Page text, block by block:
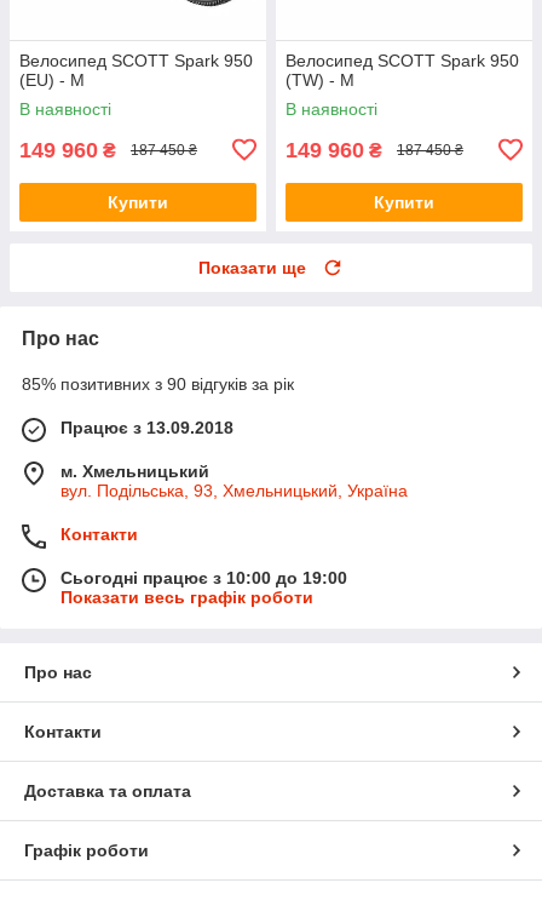
Велосипед SCOTT Spark 950
(EU) - M
В наявності
149 960 ₴ 187 450 ₴
Купити
Велосипед SCOTT Spark 950
(TW) - M
В наявності
149 960 ₴ 187 450 ₴
Купити
Показати ще
Про нас
85% позитивних з 90 відгуків за рік
Працює з 13.09.2018
м. Хмельницький
вул. Подільська, 93, Хмельницький, Україна
Контакти
Сьогодні працює з 10:00 до 19:00
Показати весь графік роботи
Про нас
Контакти
Доставка та оплата
Графік роботи